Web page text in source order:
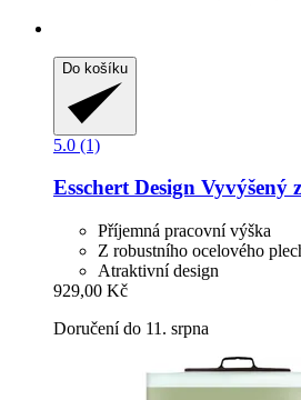
Do košíku
5.0 (1)
Esschert Design Vyvýšený
Příjemná pracovní výška
Z robustního ocelového
Atraktivní design
929,00 Kč
Doručení do 11. srpna